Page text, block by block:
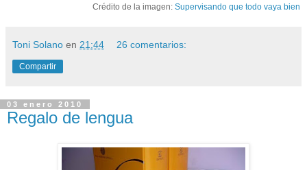
Crédito de la imagen: Supervisando que todo vaya bien
Toni Solano en 21:44 26 comentarios:
Compartir
03 enero 2010
Regalo de lengua